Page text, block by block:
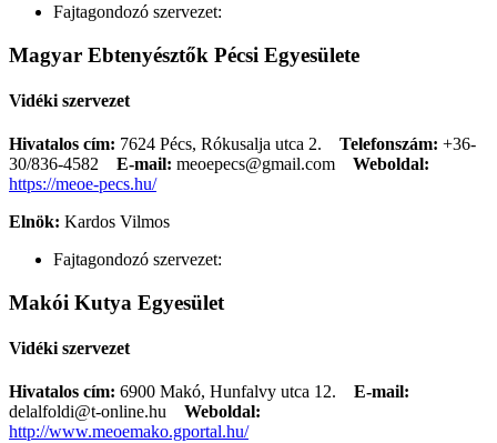
Fajtagondozó szervezet:
Magyar Ebtenyésztők Pécsi Egyesülete
Vidéki szervezet
Hivatalos cím: 7624 Pécs, Rókusalja utca 2. Telefonszám: +36-
30/836-4582
E-mail: meoepecs@gmail.com
Weboldal:
https://meoe-pecs.hu/
Elnök: Kardos Vilmos
Fajtagondozó szervezet:
Makói Kutya Egyesület
Vidéki szervezet
Hivatalos cím: 6900 Makó, Hunfalvy utca 12. E-mail:
delalfoldi@t-online.hu
Weboldal:
http://www.meoemako.gportal.hu/